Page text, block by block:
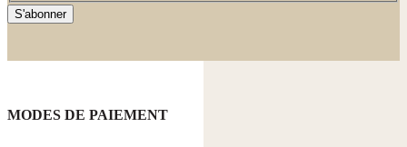
S'abonner
MODES DE PAIEMENT